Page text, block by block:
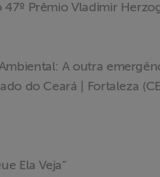
Prêmio Vladimir
A outra
do Ceará | Fortaleza
Ela Veja”